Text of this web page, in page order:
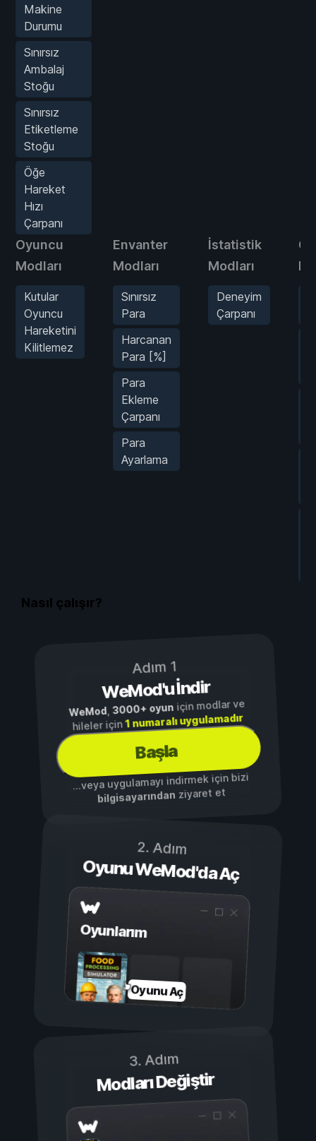
Makine
Durumu
Sınırsız
Ambalaj
Stoğu
Sınırsız
Etiketleme
Stoğu
Öğe
Hareket
Hızı
Çarpanı
Oyuncu
Modları
Kutular
Oyuncu
Hareketini
Kilitlemez
Envanter
Modları
Sınırsız
Para
Harcanan
Para [%]
Para
Ekleme
Çarpanı
Para
Ayarlama
İstatistik
Modları
Deneyim
Çarpanı
Nasıl çalışır?
Adım 1
WeMod'u İndir
WeMod,3000+ oyuniçin modlar ve
hileler için1 numaralı uygulamadır
Başla
...veya uygulamayı indirmek için bizi
bilgisayarından ziyaret et
2. Adım
Oyunu WeMod'da Aç
Oyunlarım
Oyunu Aç
3. Adım
Modları Değiştir